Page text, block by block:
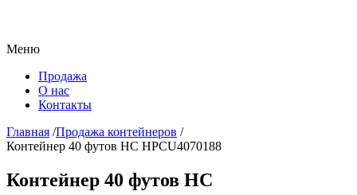
Меню
Продажа
О нас
Контакты
Главная /Продажа контейнеров /
Контейнер 40 футов HC HPCU4070188
Контейнер 40 футов HC